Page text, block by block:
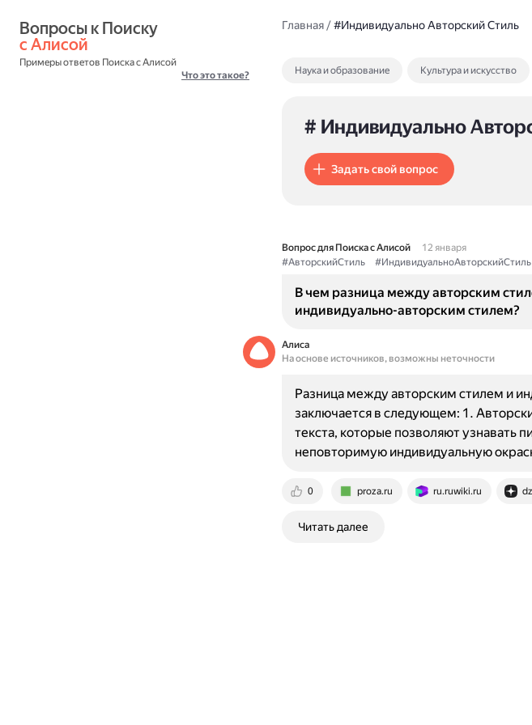
с Алисой
Примеры ответов Поиска с Алисой
Что это такое?
Главная/#Индивидуально Авторский Стиль
Наука и образование Культура и искусство
# Индивидуально
Задать свой вопрос
Вопрос для Поиска с Алисой
12 января
#АвторскийСтиль
#ИндивидуальноАвторскийСтиль
В чем разница между авторским
индивидуально-авторским стилем?
Алиса
На основе источников, возможны неточности
0 proza.ru ru.ruwiki.ru
Разница между авторским стилем и
заключается в следующем: 1.
текста, которые позволяют узнавать
неповторимую индивидуальную
Читать далее